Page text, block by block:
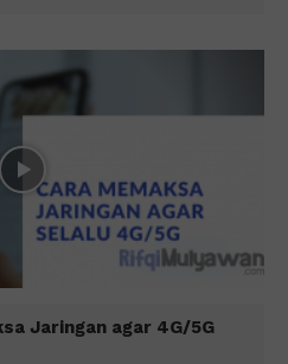
Jaringan agar 4G/5G